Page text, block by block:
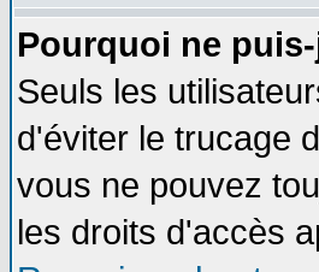
Pourquoi ne
Seuls les
d'éviter le trucage
vous ne pouvez
les droits d'accès